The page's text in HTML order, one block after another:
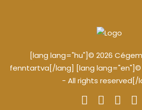
[lang lang="hu"]© 2026
fenntartva[/lang] [lang lang="en"]©
- All rights reserved[/